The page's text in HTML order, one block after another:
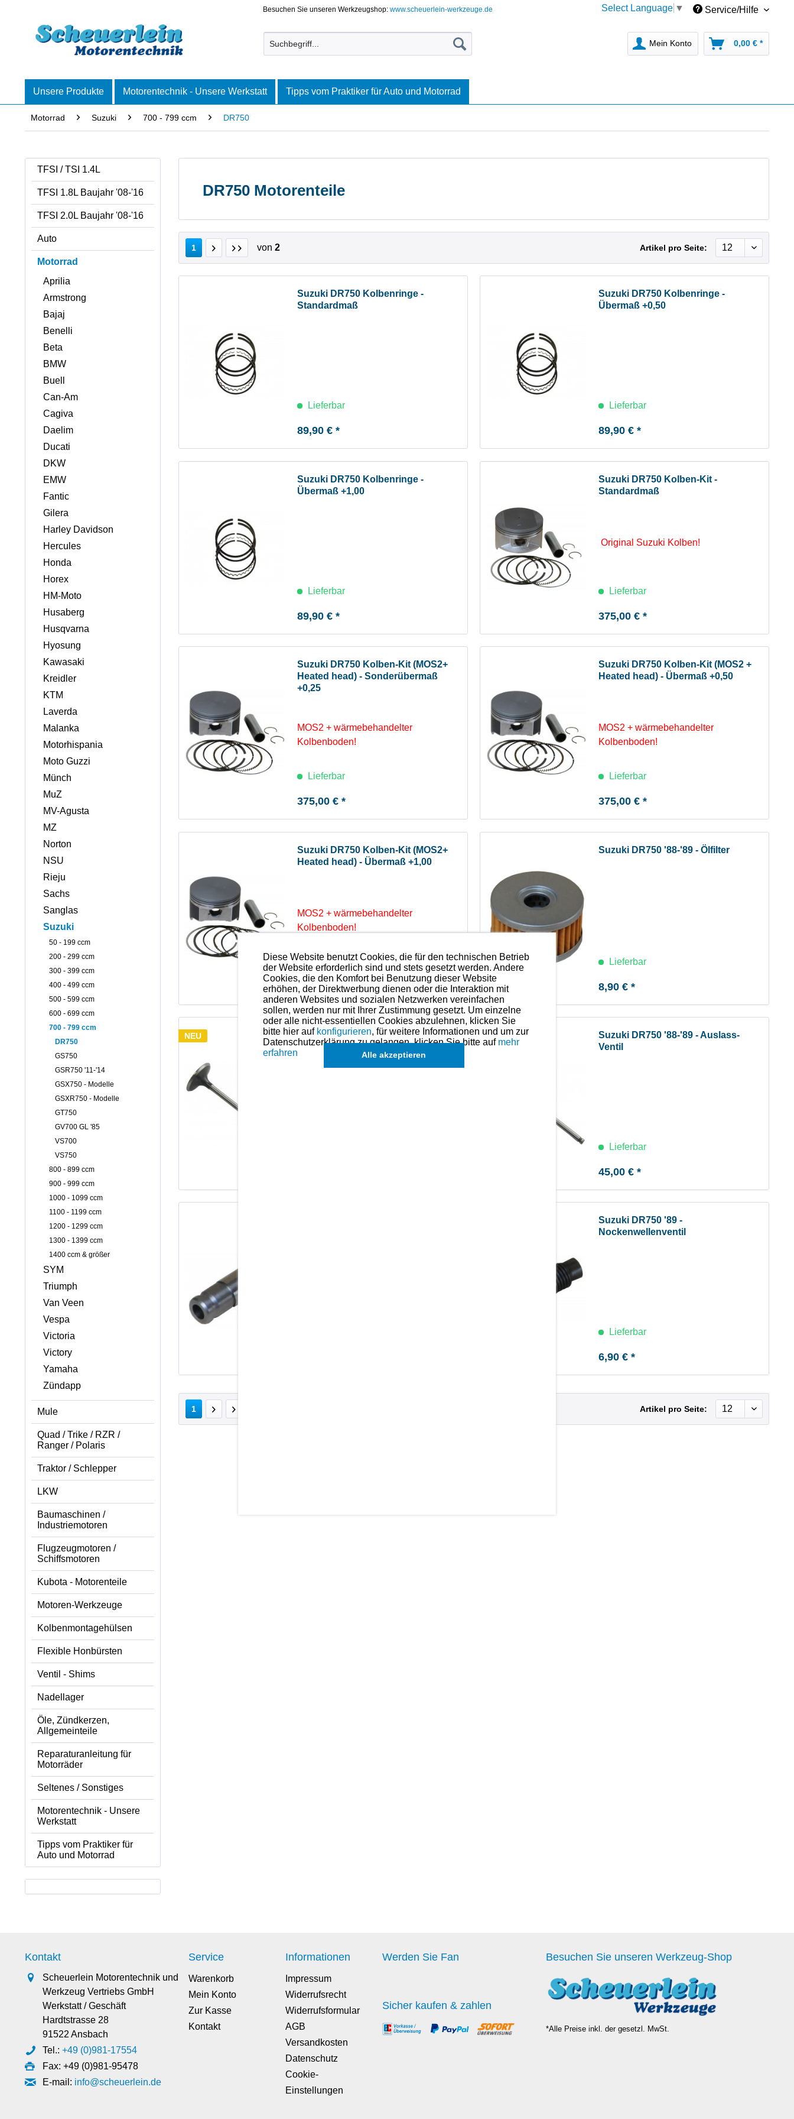
Besuchen Sie unseren Werkzeugshop:www.scheuerlein-werkzeuge.de Select Language ▼ Service/Hilfe
Mein Konto 0,00 € *
Unsere Produkte Motorentechnik - Unsere Werkstatt Tipps vom Praktiker für Auto und Motorrad
Motorrad Suzuki 700 - 799 ccm DR750
TFSI / TSI 1.4L
TFSI 1.8L Baujahr '08-'16
TFSI 2.0L Baujahr '08-'16
Auto
Motorrad
Aprilia
Armstrong
Bajaj
Benelli
Beta
BMW
Buell
Can-Am
Cagiva
Daelim
Ducati
DKW
EMW
Fantic
Gilera
Harley Davidson
Hercules
Honda
Horex
HM-Moto
Husaberg
Husqvarna
Hyosung
Kawasaki
Kreidler
KTM
Laverda
Malanka
Motorhispania
Moto Guzzi
Münch
MuZ
MV-Agusta
MZ
Norton
NSU
Rieju
Sachs
Sanglas
Suzuki
50 - 199 ccm
200 - 299 ccm
300 - 399 ccm
400 - 499 ccm
500 - 599 ccm
600 - 699 ccm
700 - 799 ccm
DR750
GS750
GSR750 '11-'14
GSX750 - Modelle
GSXR750 - Modelle
GT750
GV700 GL '85
VS700
VS750
800 - 899 ccm
900 - 999 ccm
1000 - 1099 ccm
1100 - 1199 ccm
1200 - 1299 ccm
1300 - 1399 ccm
1400 ccm & größer
SYM
Triumph
Van Veen
Vespa
Victoria
Victory
Yamaha
Zündapp
Mule
Quad / Trike / RZR /
Ranger / Polaris
Traktor / Schlepper
LKW
Baumaschinen /
Industriemotoren
Flugzeugmotoren /
Schiffsmotoren
Kubota - Motorenteile
Motoren-Werkzeuge
Kolbenmontagehülsen
Flexible Honbürsten
Ventil - Shims
Nadellager
Öle, Zündkerzen,
Allgemeinteile
Reparaturanleitung für
Motorräder
Seltenes / Sonstiges
Motorentechnik - Unsere
Werkstatt
Tipps vom Praktiker für
Auto und Motorrad
DR750 Motorenteile
1 von 2 Artikel pro Seite:
Suzuki DR750 Kolbenringe -
Standardmaß
Lieferbar
89,90 € *
Suzuki DR750 Kolbenringe -
Übermaß +0,50
Lieferbar
89,90 € *
Suzuki DR750 Kolbenringe -
Übermaß +1,00
Lieferbar
89,90 € *
Suzuki DR750 Kolben-Kit -
Standardmaß
Original Suzuki Kolben!
Lieferbar
375,00 € *
Suzuki DR750 Kolben-Kit (MOS2+
Heated head) - Sonderübermaß
+0,25
MOS2 + wärmebehandelter
Kolbenboden!
Lieferbar
375,00 € *
Suzuki DR750 Kolben-Kit (MOS2 +
Heated head) - Übermaß +0,50
MOS2 + wärmebehandelter
Kolbenboden!
Lieferbar
375,00 € *
Suzuki DR750 Kolben-Kit (MOS2+
Heated head) - Übermaß +1,00
MOS2 + wärmebehandelter
Kolbenboden!
Lieferbar
375,00 € *
Suzuki DR750 '88-'89 - Ölfilter
Lieferbar
8,90 € *
NEU Suzuki DR750 '88-'89 - Einlass-Ventil NEU
Suzuki DR750 '88-'89 - Auslass-
Ventil
Lieferbar
45,00 € *
Suzuki DR750 '89 -
Nockenwellenventil
Lieferbar
6,90 € *
1 Artikel pro Seite:
Kontakt
Scheuerlein Motorentechnik und
Werkzeug Vertriebs GmbH
Werkstatt / Geschäft
Hardtstrasse 28
91522 Ansbach
Tel.: +49 (0)981-17554
Fax: +49 (0)981-95478
E-mail: info@scheuerlein.de
Service
Warenkorb
Mein Konto
Zur Kasse
Kontakt
Informationen
Impressum
Widerrufsrecht
Widerrufsformular
AGB
Versandkosten
Datenschutz
Cookie-
Einstellungen
Werden Sie Fan
Sicher kaufen & zahlen
Besuchen Sie unseren Werkzeug-Shop
*Alle Preise inkl. der gesetzl. MwSt.
Diese Website benutzt Cookies, die für den technischen Betrieb
der Website erforderlich sind und stets gesetzt werden. Andere
Cookies, die den Komfort bei Benutzung dieser Website
erhöhen, der Direktwerbung dienen oder die Interaktion mit
anderen Websites und sozialen Netzwerken vereinfachen
sollen, werden nur mit Ihrer Zustimmung gesetzt. Um einzelne
oder alle nicht-essentiellen Cookies abzulehnen, klicken Sie
bitte hier auf konfigurieren, für weitere Informationen und um zur
Datenschutzerklärung zu gelangen, klicken Sie bitte auf mehr
erfahren
Alle akzeptieren